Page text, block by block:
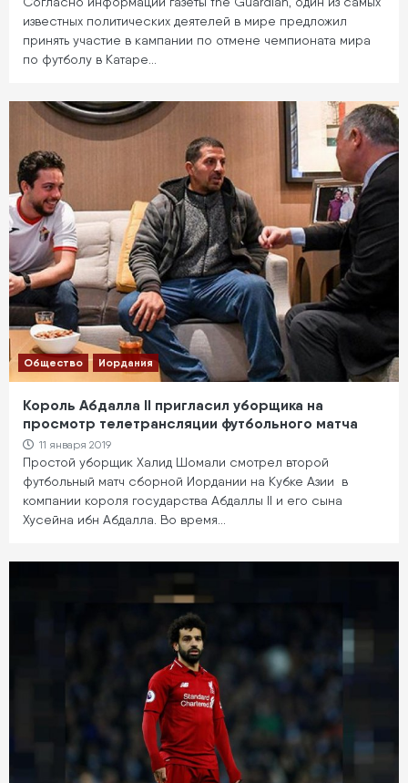
известных политических деятелей в мире предложил
принять участие в кампании по отмене чемпионата мира
по футболу в Катаре…
Общество Иордания
Король Абдалла II пригласил уборщика на
просмотр телетрансляции футбольного матча
11 января 2019
Простой уборщик Халид Шомали смотрел второй
футбольный матч сборной Иордании на Кубке Азии в
компании короля государства Абдаллы II и его сына
Хусейна ибн Абдалла. Во время…